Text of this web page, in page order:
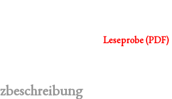
Leseprobe (PDF)